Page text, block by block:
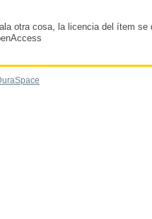
otra cosa, la licencia del ítem se